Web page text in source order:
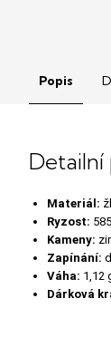
Popis
Materiál:
Ryzost:
Kameny:
Zapínání:
Váha: 1,12
Dárková